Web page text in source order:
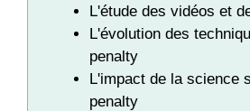
L'étude des vidéos et
L'évolution des
penalty
L'impact de la science
penalty